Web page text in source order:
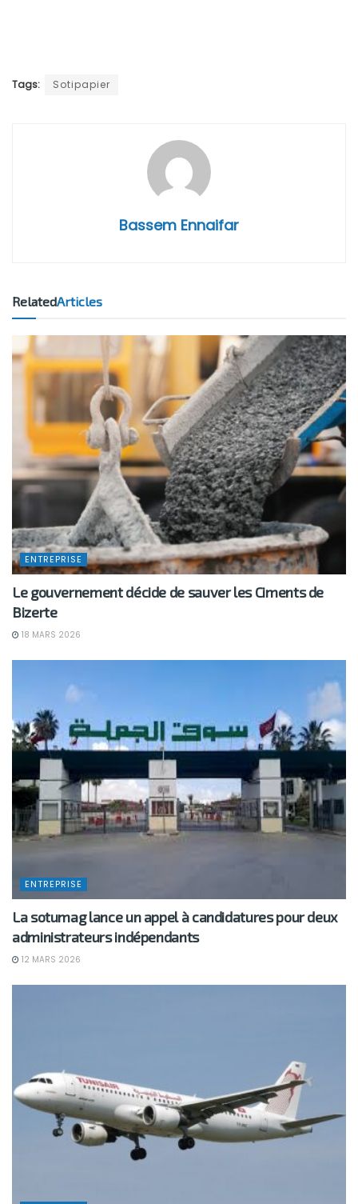
Tags: Sotipapier
Bassem Ennaifar
RelatedArticles
ENTREPRISE
Le gouvernement décide de sauver les Ciments de
Bizerte
18 MARS 2026
ENTREPRISE
La sotumag lance un appel à candidatures pour deux
administrateurs indépendants
12 MARS 2026